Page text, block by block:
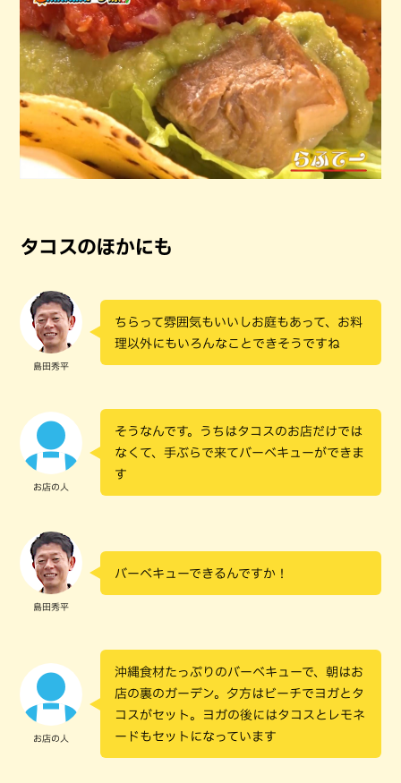
タコスのほかにも
島田秀平
ちらって雰囲気もいいしお庭もあって、お料
理以外にもいろんなことできそうですね
お店の人
そうなんです。うちはタコスのお店だけでは
なくて、手ぶらで来てバーベキューができま
す
島田秀平
バーベキューできるんですか！
お店の人
沖縄食材たっぷりのバーベキューで、朝はお
店の裏のガーデン。夕方はビーチでヨガとタ
コスがセット。ヨガの後にはタコスとレモネ
ードもセットになっています